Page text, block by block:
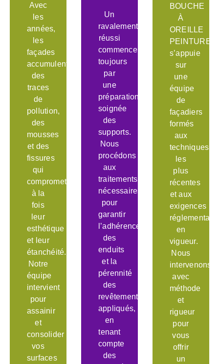
Avec
les
années,
les
façades
accumulent
des
traces
de
pollution,
des
mousses
et des
fissures
qui
compromettent
à la
fois
leur
esthétique
et leur
étanchéité.
Notre
équipe
intervient
pour
assainir
et
consolider
vos
surfaces
Un
ravalement
réussi
commence
toujours
par
une
préparation
soignée
des
supports.
Nous
procédons
aux
traitements
nécessaires
pour
garantir
l’adhérence
des
enduits
et la
pérennité
des
revêtements
appliqués,
en
tenant
compte
des
BOUCHE
À
OREILLE
PEINTURE
s’appuie
sur
une
équipe
de
façadiers
formés
aux
techniques
les
plus
récentes
et aux
exigences
en
vigueur.
Nous
intervenons
avec
méthode
et
rigueur
pour
vous
offrir
un